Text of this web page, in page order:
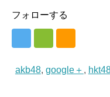
フォローする
akb48, google＋ ,